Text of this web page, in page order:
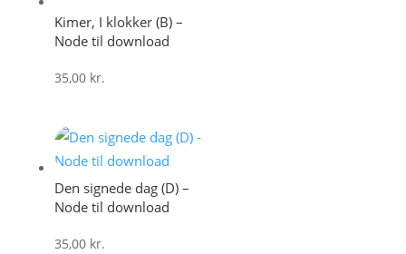
Kimer, I klokker (B) –
Node til download
35,00 kr.
Den signede dag (D) –
Node til download
35,00 kr.